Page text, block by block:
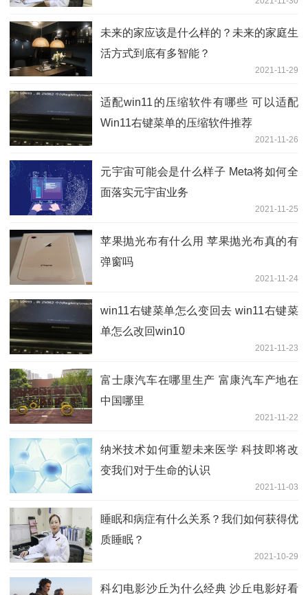
未来的家应该是什么样的？未来的家庭生
活方式到底有多智能？
2021-11-29
适配win11的压缩软件有哪些 可以适配
Win11右键菜单的压缩软件推荐
2021-11-26
元宇宙可能会是什么样子 Meta将如何全
面落实元宇宙业务
2021-11-25
苹果抛光布有什么用 苹果抛光布真的有
弹窗吗
2021-11-24
win11右键菜单怎么变回去 win11右键菜
单怎么改回win10
2021-11-23
富士康汽车在哪里生产 富康汽车产地在
中国哪里
2021-11-22
纳米技术如何重塑未来医学 科技即将改
变我们对于生命的认识
2021-11-03
睡眠和病症有什么关系？我们如何获得优
质睡眠？
2021-10-29
科幻电影沙丘为什么经典 沙丘电影好看